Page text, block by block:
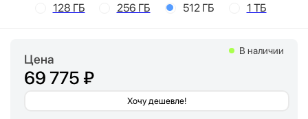
128 ГБ 256 ГБ 512 ГБ 1 ТБ
Цена
69 775 ₽
Хочу дешевле!
В наличии